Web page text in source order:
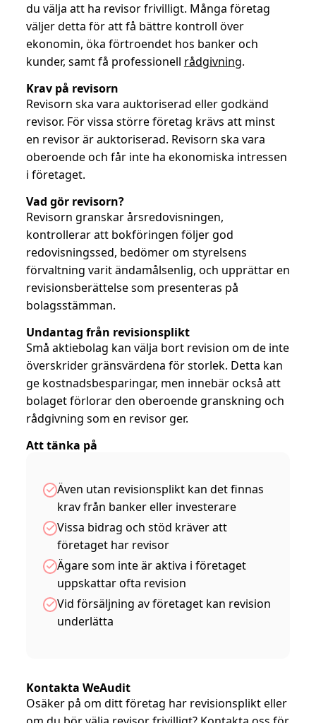
du välja att ha revisor frivilligt. Många företag
väljer detta för att få bättre kontroll över
ekonomin, öka förtroendet hos banker och
kunder, samt få professionell rådgivning.
Krav på revisorn
Revisorn ska vara auktoriserad eller godkänd
revisor. För vissa större företag krävs att minst
en revisor är auktoriserad. Revisorn ska vara
oberoende och får inte ha ekonomiska intressen
i företaget.
Vad gör revisorn?
Revisorn granskar årsredovisningen,
kontrollerar att bokföringen följer god
redovisningssed, bedömer om styrelsens
förvaltning varit ändamålsenlig, och upprättar en
revisionsberättelse som presenteras på
bolagsstämman.
Undantag från revisionsplikt
Små aktiebolag kan välja bort revision om de inte
överskrider gränsvärdena för storlek. Detta kan
ge kostnadsbesparingar, men innebär också att
bolaget förlorar den oberoende granskning och
rådgivning som en revisor ger.
Att tänka på
Även utan revisionsplikt kan det finnas
krav från banker eller investerare
Vissa bidrag och stöd kräver att
företaget har revisor
Ägare som inte är aktiva i företaget
uppskattar ofta revision
Vid försäljning av företaget kan revision
underlätta
Kontakta WeAudit
Osäker på om ditt företag har revisionsplikt eller